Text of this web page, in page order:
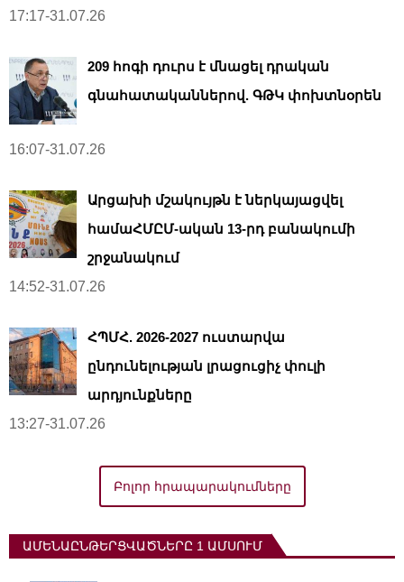
17:17-31.07.26
209 հոգի դուրս է մնացել դրական
գնահատականներով. ԳԹԿ փոխտնօրեն
16:07-31.07.26
Արցախի մշակույթն է ներկայացվել
համաՀՄԸՄ-ական 13-րդ բանակումի
շրջանակում
14:52-31.07.26
ՀՊՄՀ. 2026-2027 ուստարվա
ընդունելության լրացուցիչ փուլի
արդյունքները
13:27-31.07.26
Բոլոր հրապարակումները
ԱՄԵՆԱԸՆԹԵՐՑՎԱԾՆԵՐԸ 1 ԱՄՍՈՒՄ